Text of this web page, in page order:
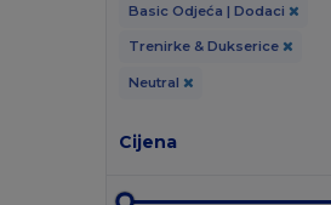
Basic Odjeća | Dodaci
Trenirke & Dukserice
Neutral
Cijena